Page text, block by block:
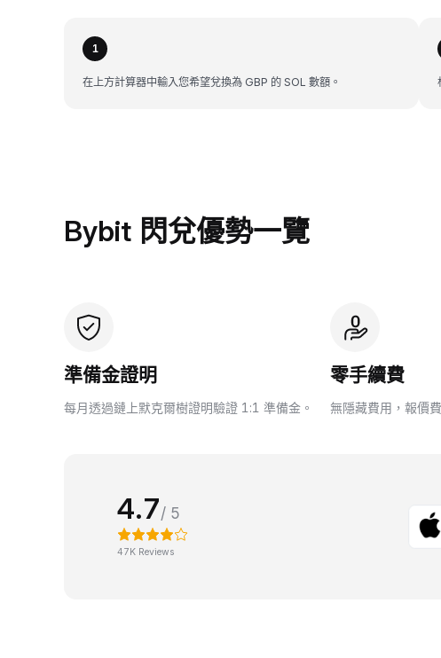
1
在上方計算器中輸入您希望兌換為 GBP 的 SOL 數額。
Bybit 閃兌優勢一覽
準備金證明
每月透過鏈上默克爾樹證明驗證 1:1 準備金。
零手續費
無隱藏費用，報價
4.7/ 5
47K Reviews